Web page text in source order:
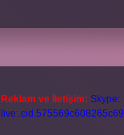
Reklam ve İletişim: Skype:
live:.cid.575569c608265c69